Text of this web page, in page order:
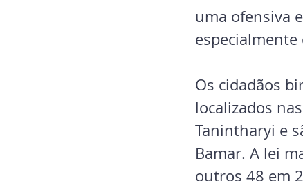
uma ofensiva
Os cidadãos
localizados
Tanintharyi e
Bamar. A lei
outros 48 em